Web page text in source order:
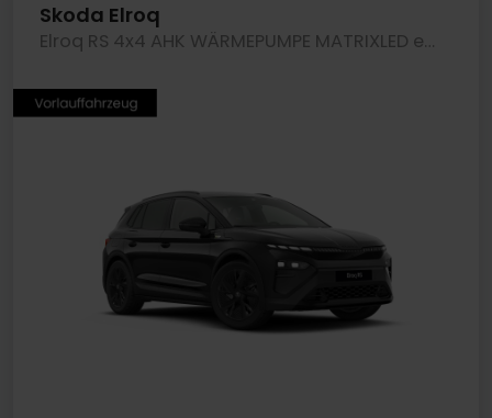
Skoda Elroq
Elroq RS 4x4 AHK WÄRMEPUMPE MATRIXLED eSITZE